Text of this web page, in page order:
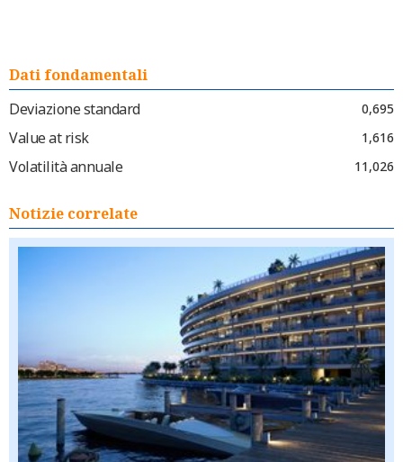
Dati fondamentali
Deviazione standard
0,695
Value at risk 1,616
Volatilità annuale 11,026
Notizie correlate